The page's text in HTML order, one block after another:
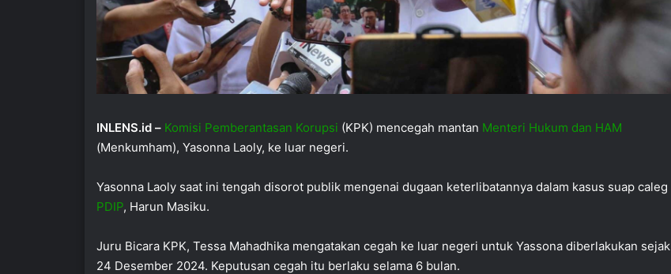
INLENS.id – Komisi Pemberantasan Korupsi (KPK) mencegah mantan Menteri Hukum dan HAM
(Menkumham), Yasonna Laoly, ke luar negeri.
Yasonna Laoly saat ini tengah disorot publik mengenai dugaan keterlibatannya dalam kasus suap caleg
PDIP, Harun Masiku.
Juru Bicara KPK, Tessa Mahadhika mengatakan cegah ke luar negeri untuk Yassona diberlakukan sejak
24 Desember 2024. Keputusan cegah itu berlaku selama 6 bulan.